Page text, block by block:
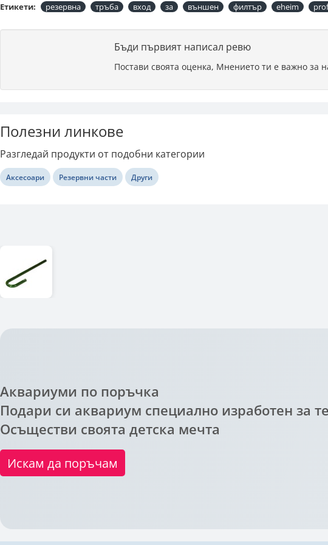
Етикети: резервна тръба вход за външен филтър еheim
Бъди първият написал ревю
Постави своята оценка, Мнението ти е важно за
Полезни линкове
Разгледай продукти от подобни категории
Аксесоари Резервни части Други
Аквариуми по поръчка
Подари си аквариум специално изработен за
Осъществи своята детска мечта
Искам да поръчам